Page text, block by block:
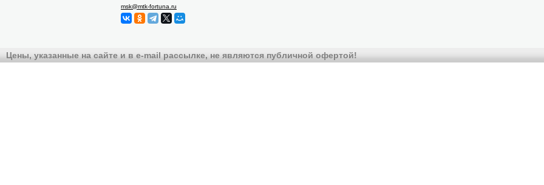
msk@mtk-fortuna.ru
Цены, указанные на сайте и в e-mail рассылке, не являются публичной офертой!